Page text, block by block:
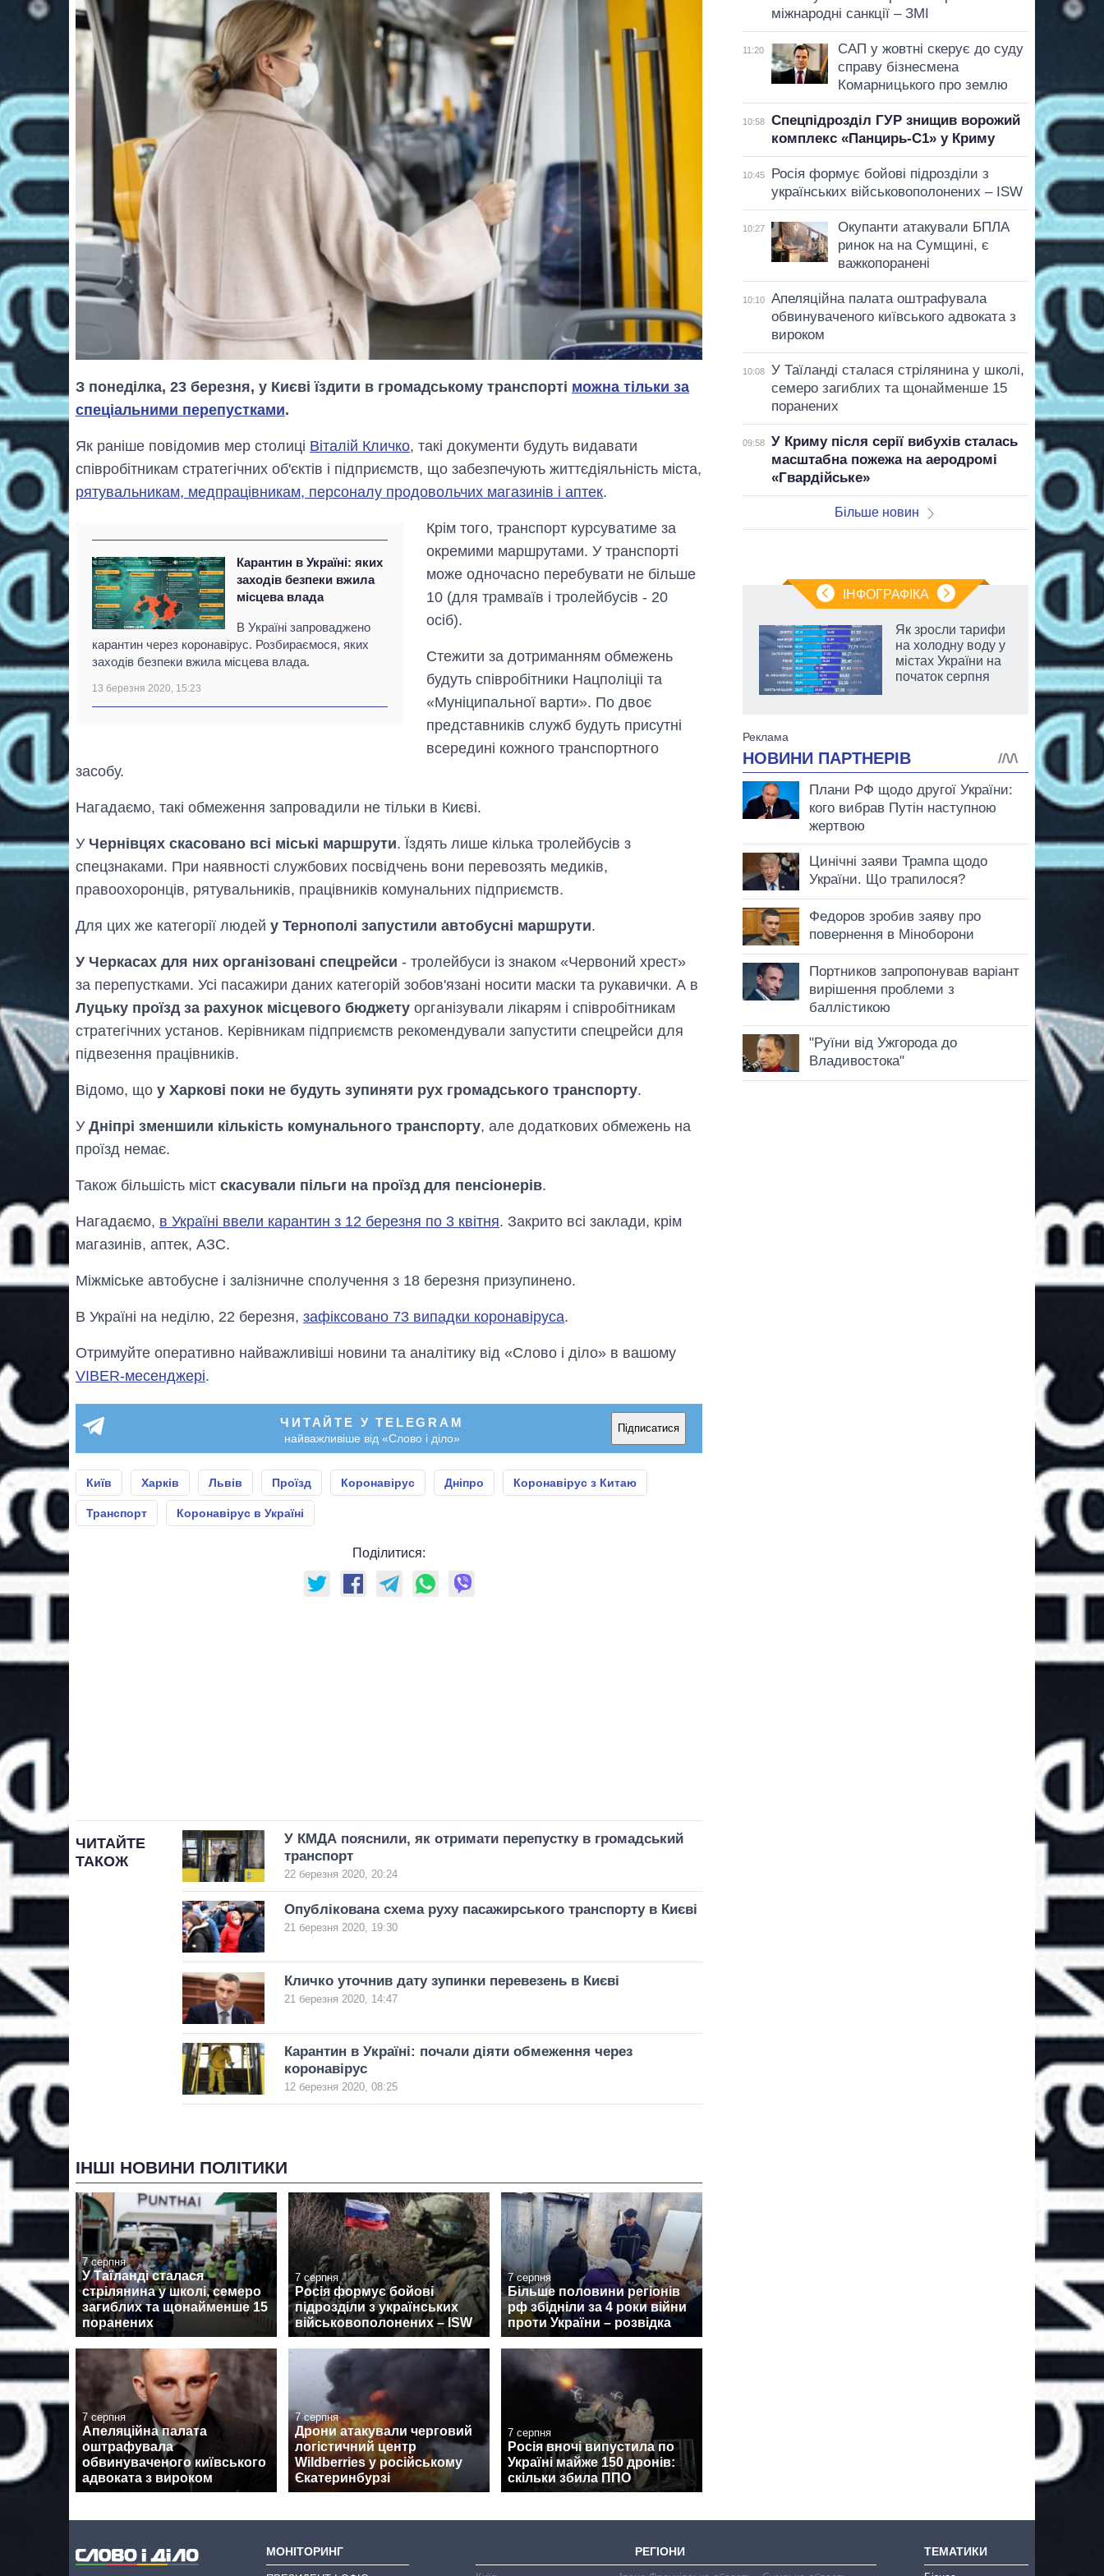
З понеділка, 23 березня, у Києві їздити в громадському транспорті можна тільки за
спеціальними перепустками.
Як раніше повідомив мер столиці Віталій Кличко, такі документи будуть видавати
співробітникам стратегічних об'єктів і підприємств, що забезпечують життєдіяльність міста,
рятувальникам, медпрацівникам, персоналу продовольчих магазинів і аптек.
Карантин в Україні: яких
заходів безпеки вжила
місцева влада
В Україні запроваджено
карантин через коронавірус. Розбираємося, яких
заходів безпеки вжила місцева влада.
13 березня 2020, 15:23
Крім того, транспорт курсуватиме за
окремими маршрутами. У транспорті
може одночасно перебувати не більше
10 (для трамваїв і тролейбусів - 20
осіб).
Стежити за дотриманням обмежень
будуть співробітники Нацполіціі та
«Муніципальної варти». По двоє
представників служб будуть присутні
всередині кожного транспортного
засобу.
Нагадаємо, такі обмеження запровадили не тільки в Києві.
У Чернівцях скасовано всі міські маршрути. Їздять лише кілька тролейбусів з
спецзнаками. При наявності службових посвідчень вони перевозять медиків,
правоохоронців, рятувальників, працівників комунальних підприємств.
Для цих же категорії людей у Тернополі запустили автобусні маршрути.
У Черкасах для них організовані спецрейси - тролейбуси із знаком «Червоний хрест»
за перепустками. Усі пасажири даних категорій зобов'язані носити маски та рукавички. А в
Луцьку проїзд за рахунок місцевого бюджету організували лікарям і співробітникам
стратегічних установ. Керівникам підприємств рекомендували запустити спецрейси для
підвезення працівників.
Відомо, що у Харкові поки не будуть зупиняти рух громадського транспорту.
У Дніпрі зменшили кількість комунального транспорту, але додаткових обмежень на
проїзд немає.
Також більшість міст скасували пільги на проїзд для пенсіонерів.
Нагадаємо, в Україні ввели карантин з 12 березня по 3 квітня. Закрито всі заклади, крім
магазинів, аптек, АЗС.
Міжміське автобусне і залізничне сполучення з 18 березня призупинено.
В Україні на неділю, 22 березня, зафіксовано 73 випадки коронавіруса.
Отримуйте оперативно найважливіші новини та аналітику від «Слово і діло» в вашому
VIBER-месенджері.
ЧИТАЙТЕ У TELEGRAM
найважливіше від «Слово і діло»
Підписатися
Київ Харків Львів Проїзд Коронавірус Дніпро Коронавірус з Китаю
Транспорт Коронавірус в Україні
Поділитися:
ЧИТАЙТЕ
ТАКОЖ
У КМДА пояснили, як отримати перепустку в громадський
транспорт
22 березня 2020, 20:24
Опублікована схема руху пасажирського транспорту в Києві
21 березня 2020, 19:30
Кличко уточнив дату зупинки перевезень в Києві
21 березня 2020, 14:47
Карантин в Україні: почали діяти обмеження через
коронавірус
12 березня 2020, 08:25
ІНШІ НОВИНИ ПОЛІТИКИ
7 серпня
У Таїланді сталася
стрілянина у школі, семеро
загиблих та щонайменше 15
поранених
7 серпня
Росія формує бойові
підрозділи з українських
військовополонених – ISW
7 серпня
Більше половини регіонів
рф збідніли за 4 роки війни
проти України – розвідка
7 серпня
Апеляційна палата
оштрафувала
обвинуваченого київського
адвоката з вироком
7 серпня
Дрони атакували черговий
логістичний центр
Wildberries у російському
Єкатеринбурзі
7 серпня
Росія вночі випустила по
Україні майже 150 дронів:
скільки збила ППО
міжнародні санкції – ЗМІ
11:20
САП у жовтні скерує до суду
справу бізнесмена
Комарницького про землю
10:58
Спецпідрозділ ГУР знищив ворожий
комплекс «Панцирь-С1» у Криму
10:45
Росія формує бойові підрозділи з
українських військовополонених – ISW
10:27
Окупанти атакували БПЛА
ринок на на Сумщині, є
важкопоранені
10:10
Апеляційна палата оштрафувала
обвинуваченого київського адвоката з
вироком
10:08
У Таїланді сталася стрілянина у школі,
семеро загиблих та щонайменше 15
поранених
09:58
У Криму після серії вибухів сталась
масштабна пожежа на аеродромі
«Гвардійське»
Більше новин
ІНФОГРАФІКА
коштують і
заробляють
OpenAI та
Anthropic
Як зросли тарифи
на холодну воду у
містах України на
початок серпня
МОНІТОРИНГ РЕГІОНИ ТЕМАТИКИ